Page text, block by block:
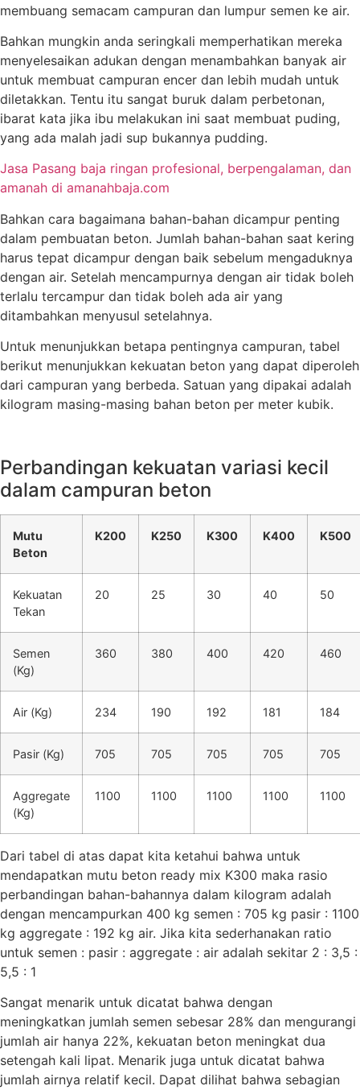
membuang semacam campuran dan lumpur semen ke air.
Bahkan mungkin anda seringkali memperhatikan mereka
menyelesaikan adukan dengan menambahkan banyak air
untuk membuat campuran encer dan lebih mudah untuk
diletakkan. Tentu itu sangat buruk dalam perbetonan,
ibarat kata jika ibu melakukan ini saat membuat puding,
yang ada malah jadi sup bukannya pudding.
Jasa Pasang baja ringan profesional, berpengalaman, dan
amanah di amanahbaja.com
Bahkan cara bagaimana bahan-bahan dicampur penting
dalam pembuatan beton. Jumlah bahan-bahan saat kering
harus tepat dicampur dengan baik sebelum mengaduknya
dengan air. Setelah mencampurnya dengan air tidak boleh
terlalu tercampur dan tidak boleh ada air yang
ditambahkan menyusul setelahnya.
Untuk menunjukkan betapa pentingnya campuran, tabel
berikut menunjukkan kekuatan beton yang dapat diperoleh
dari campuran yang berbeda. Satuan yang dipakai adalah
kilogram masing-masing bahan beton per meter kubik.
Perbandingan kekuatan variasi kecil
dalam campuran beton
Mutu
Beton
K200 K250 K300 K400 K500
Kekuatan
Tekan
20 25 30 40 50
Semen
(Kg)
360 380 400 420 460
Air (Kg) 234 190 192 181 184
Pasir (Kg) 705 705 705 705 705
Aggregate
(Kg)
1100 1100 1100 1100 1100
Dari tabel di atas dapat kita ketahui bahwa untuk
mendapatkan mutu beton ready mix K300 maka rasio
perbandingan bahan-bahannya dalam kilogram adalah
dengan mencampurkan 400 kg semen : 705 kg pasir : 1100
kg aggregate : 192 kg air. Jika kita sederhanakan ratio
untuk semen : pasir : aggregate : air adalah sekitar 2 : 3,5 :
5,5 : 1
Sangat menarik untuk dicatat bahwa dengan
meningkatkan jumlah semen sebesar 28% dan mengurangi
jumlah air hanya 22%, kekuatan beton meningkat dua
setengah kali lipat. Menarik juga untuk dicatat bahwa
jumlah airnya relatif kecil. Dapat dilihat bahwa sebagian